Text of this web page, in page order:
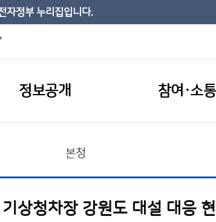
자정부 누리집입니다.
정보공개 참여·소통
본청
상청차장 강원도 대설 대응